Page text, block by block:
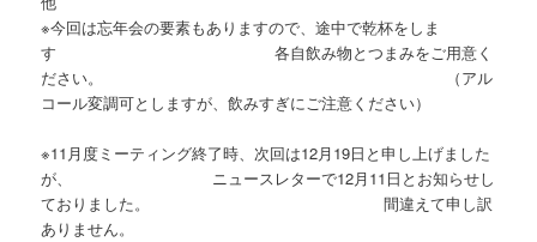
※今回は忘年会の要素もありますので、途中で乾杯をしま
す 各自飲み物とつまみをご用意く
ださい。 （アル
コール変調可としますが、飲みすぎにご注意ください）
※11月度ミーティング終了時、次回は12月19日と申し上げました
が、 ニュースレターで12月11日とお知らせし
ておりました。 間違えて申し訳
ありません。